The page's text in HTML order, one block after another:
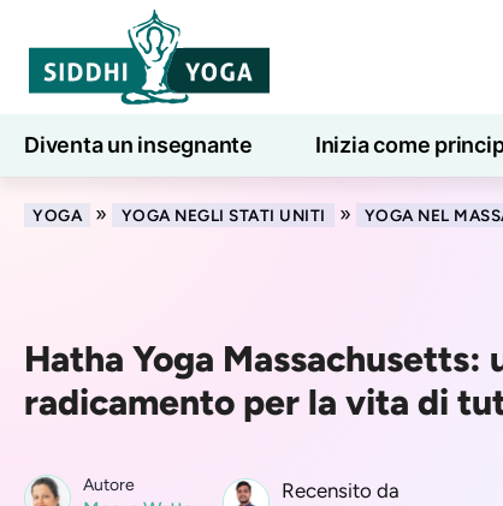
Diventa un insegnante Inizia come
Lezioni di yoga online 7 giorni di benessere
YOGA » YOGA NEGLI STATI UNITI » YOGA NEL
Hatha Yoga Massachusetts:
radicamento per la vita di
Autore Recensito da